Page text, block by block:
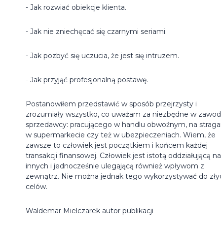
- Jak rozwiać obiekcje klienta.
- Jak nie zniechęcać się czarnymi seriami.
- Jak pozbyć się uczucia, że jest się intruzem.
- Jak przyjąć profesjonalną postawę.
Postanowiłem przedstawić w sposób przejrzysty i
zrozumiały wszystko, co uważam za niezbędne w
sprzedawcy: pracującego w handlu obwoźnym, na
w supermarkecie czy też w ubezpieczeniach. Wiem, że
zawsze to człowiek jest początkiem i końcem każdej
transakcji finansowej. Człowiek jest istotą oddziałującą na
innych i jednocześnie ulegającą również wpływom z
zewnątrz. Nie można jednak tego wykorzystywać do
celów.
Waldemar Mielczarek autor publikacji